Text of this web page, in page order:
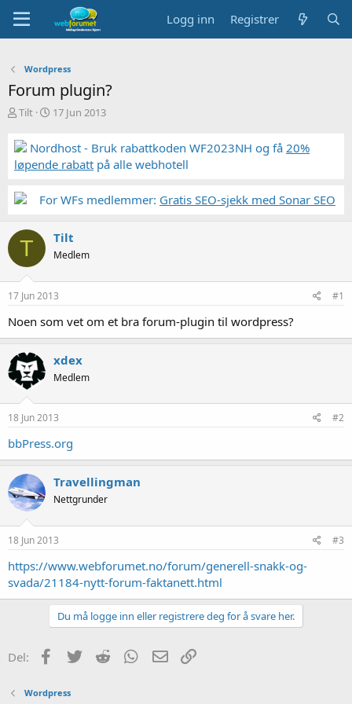
Logg inn Registrer
Wordpress
Forum plugin?
T
å
d
s
a
e
Tilt
S
r
t
a
17 Jun 2013
Nordhost - Bruk rabattkoden WF2023NH og få 20%
løpende rabatt på alle webhotell
For WFs medlemmer: Gratis SEO-sjekk med Sonar SEO
T Tilt
Medlem
17 Jun 2013 #1
Noen som vet om et bra forum-plugin til wordpress?
xdex
Medlem
18 Jun 2013 #2
bbPress.org
Travellingman
Nettgrunder
18 Jun 2013 #3
https://www.webforumet.no/forum/generell-snakk-og-
svada/21184-nytt-forum-faktanett.html
Du må logge inn eller registrere deg for å svare her.
Del: Facebook
Twitter Reddit WhatsApp
E-post
Wordpress